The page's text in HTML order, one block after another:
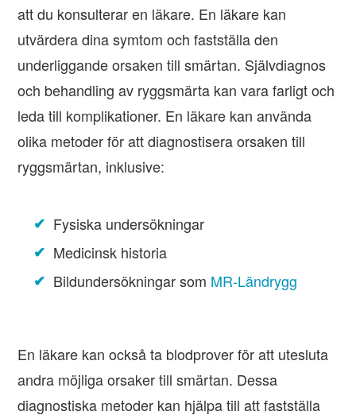
att du konsulterar en läkare. En läkare kan
utvärdera dina symtom och fastställa den
underliggande orsaken till smärtan. Självdiagnos
och behandling av ryggsmärta kan vara farligt och
leda till komplikationer. En läkare kan använda
olika metoder för att diagnostisera orsaken till
ryggsmärtan, inklusive:
Fysiska undersökningar
Medicinsk historia
Bildundersökningar som MR-Ländrygg
En läkare kan också ta blodprover för att utesluta
andra möjliga orsaker till smärtan. Dessa
diagnostiska metoder kan hjälpa till att fastställa